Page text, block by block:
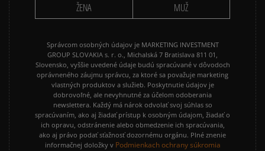
ŽENA MUŽ
Správcom osobných údajov je MARKETING INVESTMENT
GROUP SLOVAKIA s. r. o., Michalská 7 Bratislava 811 01,
Slovensko, vyššie uvedené údaje budú spracúvané v dôvodoch
oprávneného záujmu správcu, za ktoré sa považuje marketing
vlastných produktov a služieb. Poskytnutie údajov je
dobrovoľné, ale nevyhnutné za účelom odoberania
newslettera. Každý má nárok odvolať svoj súhlas so
spracúvaním, ako aj žiadať prístup k osobným údajom, žiadať o
ich opravu, odstránenie alebo obmedzenie ich spracúvania,
ako aj právo podať sťažnosť dozornému orgánu. Plné znenie
informačnej doložky v Podmienkach ochrany súkromia